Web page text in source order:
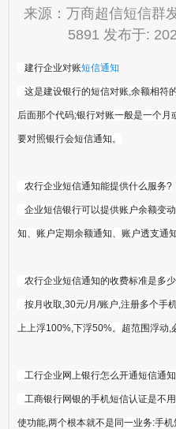
来源：万商超信短信群
5891 发布于:
建行企业对账短信通知
这是建设银行的短信对账,余额相符
后面那个代码;银行对账一般是一个
要对照银行会短信通知。
农行企业短信通知能提供什么服务?
企业短信银行可以提供账户余额变
知、账户定期余额通知、账户透支通知
农行企业短信通知的收费标准是多
按月收取,30元/月/账户,注册多个手
上上浮100%,下浮50%。超范围浮动,
工行企业网上银行怎么开通短信通
工商银行网银的手机短信认证是不
使功能,两个根本就不是同一业务:手